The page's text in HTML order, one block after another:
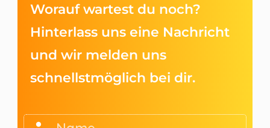
Worauf wartest du noch?
Hinterlass uns eine Nachricht
und wir melden uns
schnellstmöglich bei dir.